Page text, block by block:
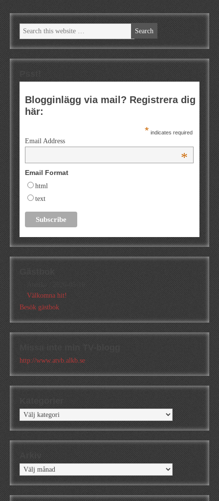
Blogginlägg via mail? Registrera dig
här:
* indicates required
Email Address
*
Email Format
html
text
Gästbok
Välkomna hit!
Besök gästbok
Missa inte min TV-blogg
http://www.atvb.alkb.se
Kategorier
Kategorier
Arkiv